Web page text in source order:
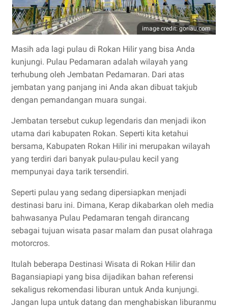
image credit: goriau.com
Masih ada lagi pulau di Rokan Hilir yang bisa Anda
kunjungi. Pulau Pedamaran adalah wilayah yang
terhubung oleh Jembatan Pedamaran. Dari atas
jembatan yang panjang ini Anda akan dibuat takjub
dengan pemandangan muara sungai.
Jembatan tersebut cukup legendaris dan menjadi ikon
utama dari kabupaten Rokan. Seperti kita ketahui
bersama, Kabupaten Rokan Hilir ini merupakan wilayah
yang terdiri dari banyak pulau-pulau kecil yang
mempunyai daya tarik tersendiri.
Seperti pulau yang sedang dipersiapkan menjadi
destinasi baru ini. Dimana, Kerap dikabarkan oleh media
bahwasanya Pulau Pedamaran tengah dirancang
sebagai tujuan wisata pasar malam dan pusat olahraga
motorcros.
Itulah beberapa Destinasi Wisata di Rokan Hilir dan
Bagansiapiapi yang bisa dijadikan bahan referensi
sekaligus rekomendasi liburan untuk Anda kunjungi.
Jangan lupa untuk datang dan menghabiskan liburanmu